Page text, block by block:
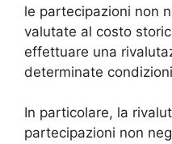
le partecipazioni non
valutate al costo
effettuare una
determinate
In particolare, la
partecipazioni non